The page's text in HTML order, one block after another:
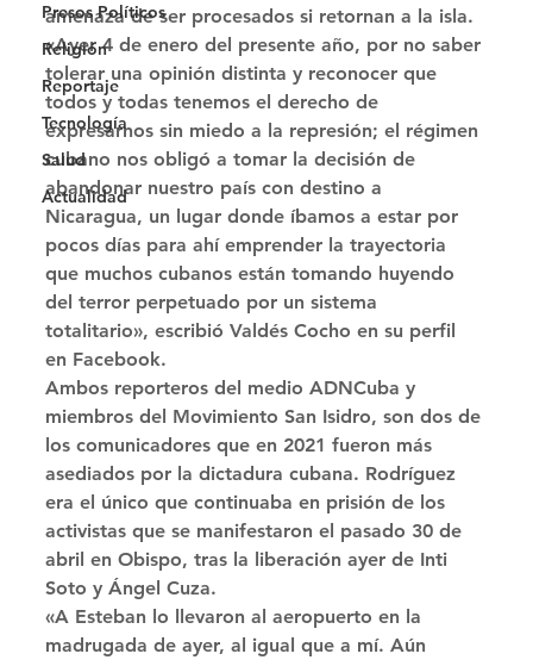
Presos Políticos
Religión
Reportaje
Tecnología
Salud
Actualidad
amenaza de ser procesados si retornan a la isla.
«Ayer 4 de enero del presente año, por no saber
tolerar una opinión distinta y reconocer que
todos y todas tenemos el derecho de
expresarnos sin miedo a la represión; el régimen
cubano nos obligó a tomar la decisión de
abandonar nuestro país con destino a
Nicaragua, un lugar donde íbamos a estar por
pocos días para ahí emprender la trayectoria
que muchos cubanos están tomando huyendo
del terror perpetuado por un sistema
totalitario», escribió Valdés Cocho en su perfil
en Facebook.
Ambos reporteros del medio ADNCuba y
miembros del Movimiento San Isidro, son dos de
los comunicadores que en 2021 fueron más
asediados por la dictadura cubana. Rodríguez
era el único que continuaba en prisión de los
activistas que se manifestaron el pasado 30 de
abril en Obispo, tras la liberación ayer de Inti
Soto y Ángel Cuza.
«A Esteban lo llevaron al aeropuerto en la
madrugada de ayer, al igual que a mí. Aún